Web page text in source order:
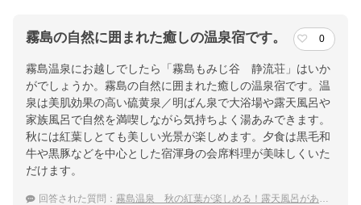
霧島の自然に囲まれた癒しの温泉宿です。 0
霧島温泉にお越しでしたら「霧島もみじ谷 静流荘」はいか
がでしょうか。霧島の自然に囲まれた癒しの温泉宿です。温
泉は美肌効果の高い硫黄泉／明ばん泉で大浴場や露天風呂や
家族風呂で自然を満喫しながら気持ちよく湯あみできます。
秋には紅葉しとても美しい光景が楽しめます。夕食は黒毛和
牛や黒豚などを中心とした宿渾身の会席料理が美味しくいた
だけます。
回答された質問： 霧島温泉 秋の紅葉が楽しめる！露天風呂がある人気の温泉宿